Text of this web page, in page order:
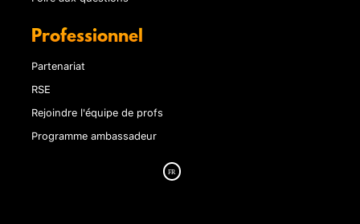
Professionnel
Partenariat
RSE
Rejoindre l'équipe de profs
Programme ambassadeur